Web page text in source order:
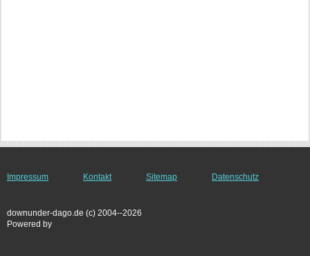
Impressum Kontakt Sitemap Datenschutz
downunder-dago.de (c) 2004--2026
Powered by